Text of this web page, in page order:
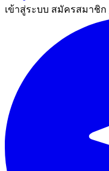
เข้าสู่ระบบ สมัครสมาชิก